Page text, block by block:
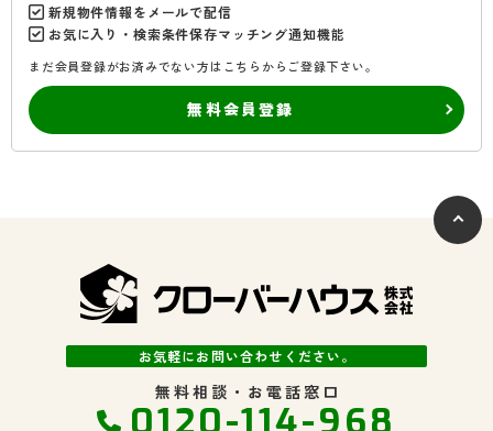
新規物件情報をメールで配信
お気に入り・検索条件保存マッチング通知機能
まだ会員登録がお済みでない方はこちらからご登録下さい。
無料会員登録
お気軽にお問い合わせください。
無料相談・お電話窓口